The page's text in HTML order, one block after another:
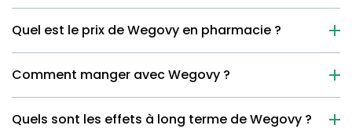
Quel est le prix de Wegovy en pharmacie ?
Comment manger avec Wegovy ?
Quels sont les effets à long terme de Wegovy ?